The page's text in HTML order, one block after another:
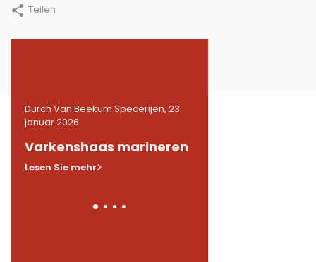
Teilen
Durch Van Beekum Specerijen, 23
januar 2026
Varkenshaas marineren
Lesen Sie mehr